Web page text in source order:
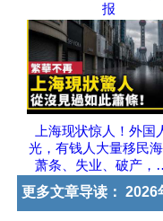
报
上海现状惊人！外国
光，有钱人大量移民海
萧条、失业、破产
更多文章导读： 2026